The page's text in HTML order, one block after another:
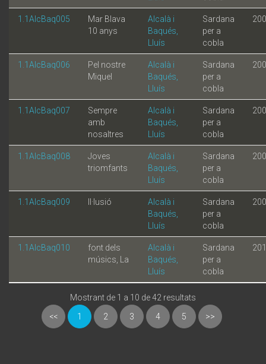
1.1AlcBaq005
Mar Blava
10 anys
Alcalà i
Baqués,
Lluís
Sardana
per a
cobla
1.1AlcBaq006
Pel nostre
Miquel
Alcalà i
Baqués,
Lluís
Sardana
per a
cobla
1.1AlcBaq007
Sempre
amb
nosaltres
Alcalà i
Baqués,
Lluís
Sardana
per a
cobla
1.1AlcBaq008
Joves
triomfants
Alcalà i
Baqués,
Lluís
Sardana
per a
cobla
1.1AlcBaq009 Il·lusió
Alcalà i
Baqués,
Lluís
Sardana
per a
cobla
1.1AlcBaq010
font dels
músics, La
Alcalà i
Baqués,
Lluís
Sardana
per a
cobla
Mostrant de 1 a 10 de 42 resultats
<<
1 2 3 4 5 >>